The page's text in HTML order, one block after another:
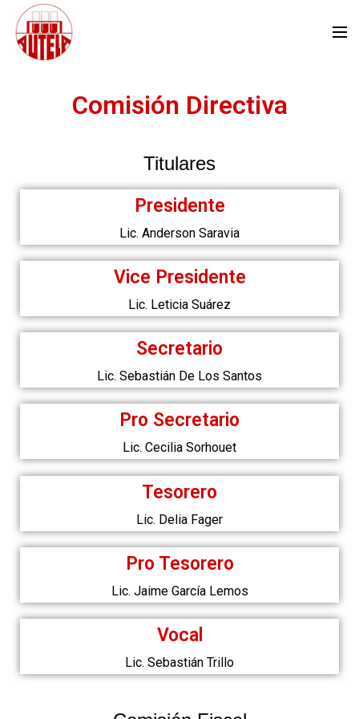
Comisión Directiva
Titulares
Presidente
Lic. Anderson Saravia
Vice Presidente
Lic. Leticia Suárez
Secretario
Lic. Sebastián De Los Santos
Pro Secretario
Lic. Cecilia Sorhouet
Tesorero
Lic. Delia Fager
Pro Tesorero
Lic. Jaime García Lemos
Vocal
Lic. Sebastián Trillo